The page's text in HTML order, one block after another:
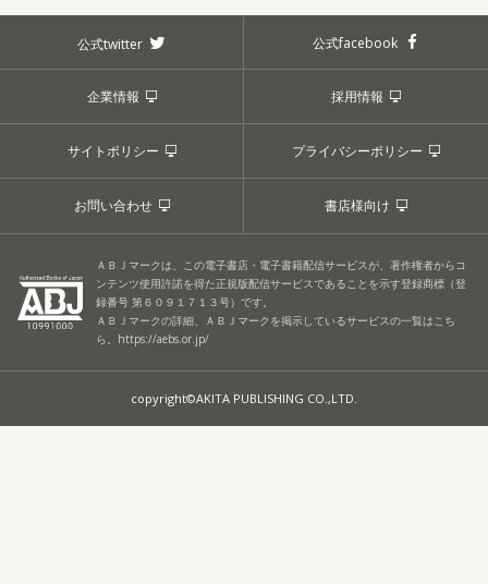
公式twitter 公式facebook
企業情報 採用情報
サイトポリシー プライバシーポリシー
お問い合わせ 書店様向け
ＡＢＪマークは、この電子書店・電子書籍配信サービスが、著作権者からコ
ンテンツ使用許諾を得た正規版配信サービスであることを示す登録商標（登
録番号 第６０９１７１３号）です。
ＡＢＪマークの詳細、ＡＢＪマークを掲示しているサービスの一覧はこち
ら。 https://aebs.or.jp/
copyright©AKITA PUBLISHING CO.,LTD.